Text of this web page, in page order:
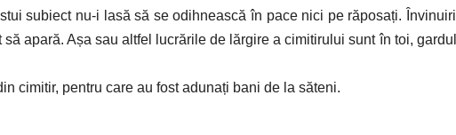
subiect nu-i lasă să se odihnească în pace nici pe răposați.
apară. Așa sau altfel lucrările de lărgire a cimitirului sunt în toi,
cimitir, pentru care au fost adunați bani de la săteni.